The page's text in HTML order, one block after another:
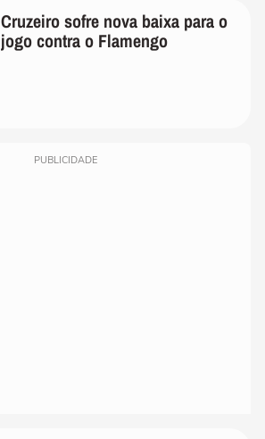
Cruzeiro sofre nova baixa para o
jogo contra o Flamengo
PUBLICIDADE